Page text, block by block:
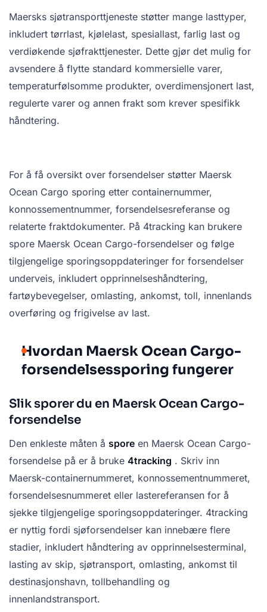
Maersks sjøtransporttjeneste støtter mange lasttyper,
inkludert tørrlast, kjølelast, spesiallast, farlig last og
verdiøkende sjøfrakttjenester. Dette gjør det mulig for
avsendere å flytte standard kommersielle varer,
temperaturfølsomme produkter, overdimensjonert last,
regulerte varer og annen frakt som krever spesifikk
håndtering.
For å få oversikt over forsendelser støtter Maersk
Ocean Cargo sporing etter containernummer,
konnossementnummer, forsendelsesreferanse og
relaterte fraktdokumenter. På 4tracking kan brukere
spore Maersk Ocean Cargo-forsendelser og følge
tilgjengelige sporingsoppdateringer for forsendelser
underveis, inkludert opprinnelseshåndtering,
fartøybevegelser, omlasting, ankomst, toll, innenlands
overføring og frigivelse av last.
Hvordan Maersk Ocean Cargo-
forsendelsessporing fungerer
Slik sporer du en Maersk Ocean Cargo-
forsendelse
Den enkleste måten å spore en Maersk Ocean Cargo-
forsendelse på er å bruke 4tracking . Skriv inn
Maersk-containernummeret, konnossementnummeret,
forsendelsesnummeret eller lastereferansen for å
sjekke tilgjengelige sporingsoppdateringer. 4tracking
er nyttig fordi sjøforsendelser kan innebære flere
stadier, inkludert håndtering av opprinnelsesterminal,
lasting av skip, sjøtransport, omlasting, ankomst til
destinasjonshavn, tollbehandling og
innenlandstransport.